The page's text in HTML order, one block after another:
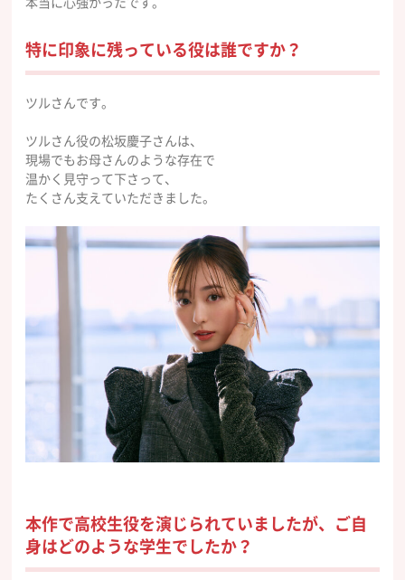
特に印象に残っている役は誰ですか？
ツルさんです。
ツルさん役の松坂慶子さんは、
現場でもお母さんのような存在で
温かく見守って下さって、
たくさん支えていただきました。
本作で高校生役を演じられていましたが、ご自
身はどのような学生でしたか？